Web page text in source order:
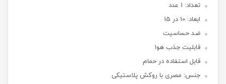
تعداد: 1 عدد
ابعاد: 10 در 15
ضد حساسیت
قابلیت جذب هوا
قابل استفاده در حمام
جنس: مصری با روکش پلاستیکی